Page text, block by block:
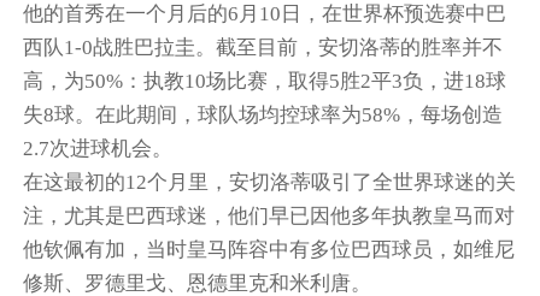
他的首秀在一个月后的6月10日，在世界杯预选赛中巴
西队1-0战胜巴拉圭。截至目前，安切洛蒂的胜率并不
高，为50%：执教10场比赛，取得5胜2平3负，进18球
失8球。在此期间，球队场均控球率为58%，每场创造
2.7次进球机会。
在这最初的12个月里，安切洛蒂吸引了全世界球迷的关
注，尤其是巴西球迷，他们早已因他多年执教皇马而对
他钦佩有加，当时皇马阵容中有多位巴西球员，如维尼
修斯、罗德里戈、恩德里克和米利唐。